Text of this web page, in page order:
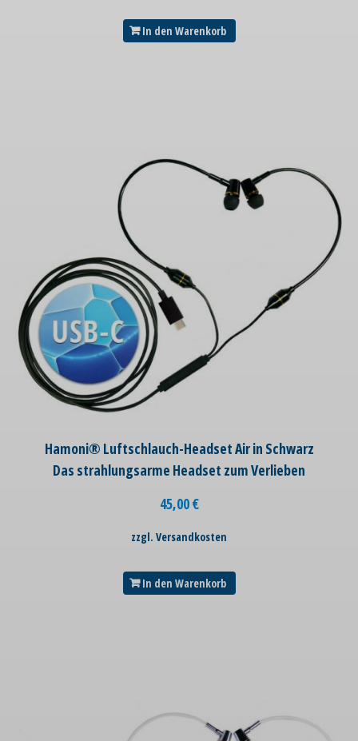
In den Warenkorb
Hamoni® Luftschlauch-Headset Air in Schwarz
Das strahlungsarme Headset zum Verlieben
45,00€
zzgl. Versandkosten
In den Warenkorb